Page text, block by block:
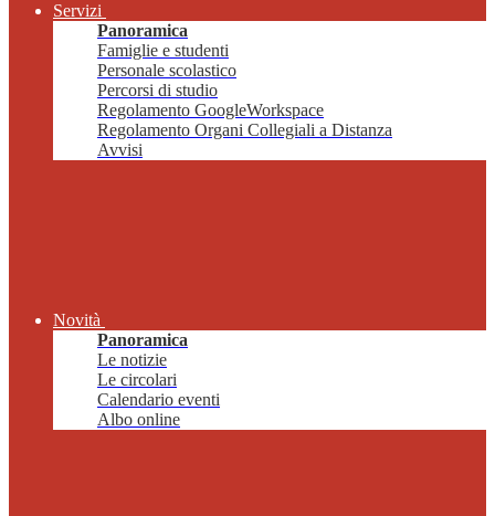
Servizi
Panoramica
Famiglie e studenti
Personale scolastico
Percorsi di studio
Regolamento GoogleWorkspace
Regolamento Organi Collegiali a Distanza
Avvisi
Novità
Panoramica
Le notizie
Le circolari
Calendario eventi
Albo online